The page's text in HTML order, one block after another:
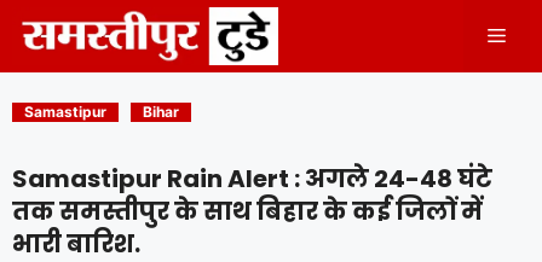
content
Samastipur Bihar
Samastipur Rain Alert : अगले 24-48 घंटे
तक समस्तीपुर के साथ बिहार के कई जिलों में
भारी बारिश.